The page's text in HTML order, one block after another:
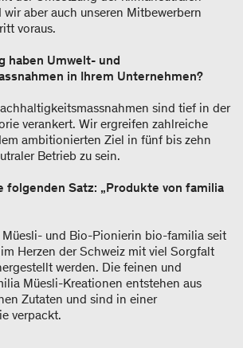
aber auch unseren Mitbewerbern
voraus.
haben Umwelt- und
in Ihrem Unternehmen?
sind tief in der
verankert. Wir ergreifen zahlreiche
ambitionierten Ziel in fünf bis zehn
Betrieb zu sein.
folgenden Satz: „Produkte von familia
und Bio-Pionierin bio-familia seit
Herzen der Schweiz mit viel Sorgfalt
werden. Die feinen und
Müesli-Kreationen entstehen aus
Zutaten und sind in einer
verpackt.